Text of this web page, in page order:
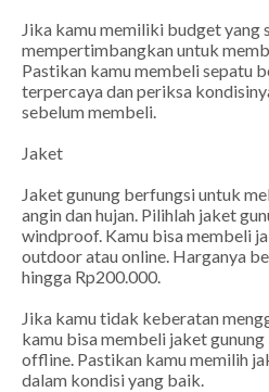
Jika kamu memiliki budget yang
mempertimbangkan untuk
Pastikan kamu membeli sepatu
terpercaya dan periksa
sebelum membeli.
Jaket
Jaket gunung berfungsi untuk
angin dan hujan. Pilihlah jaket
windproof. Kamu bisa membeli
outdoor atau online. Harganya
hingga Rp200.000.
Jika kamu tidak keberatan
kamu bisa membeli jaket
offline. Pastikan kamu memilih
dalam kondisi yang baik.